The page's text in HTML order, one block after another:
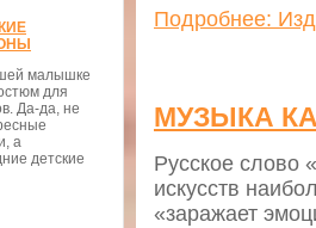
малышке
для
Да-да, не
а
детские
Подробнее:
МУЗЫКА
Русское слово
искусств
«заражает